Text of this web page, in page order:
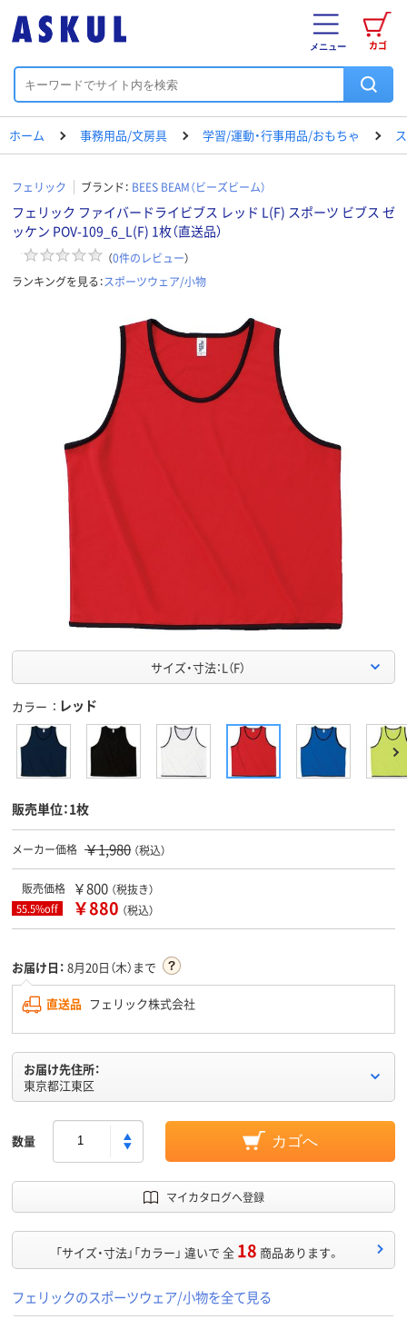
カゴ
メニュー
ホーム 事務用品/文房具 学習/運動・行事用品/おもちゃ
フェリック ブランド： BEES BEAM（ビーズビーム）
フェリック ファイバードライビブス レッド L(F) スポーツ ビブス ゼ
ッケン POV-109_6_L(F) 1枚（直送品）
（0件のレビュー）
ランキングを見る：スポーツウェア/小物
サイズ・寸法：L（F）
カラー レッド
販売単位：1枚
メーカー価格 ￥1,980 （税込）
販売価格 ￥800 （税抜き）
55.5%off ￥880 （税込）
お届け日： 8月20日（木）まで
直送品 フェリック株式会社
お届け先住所：
東京都江東区
数量 カゴへ
マイカタログへ登録
「サイズ・寸法」「カラー」 違いで 全 18 商品あります。
フェリックのスポーツウェア/小物を全て見る